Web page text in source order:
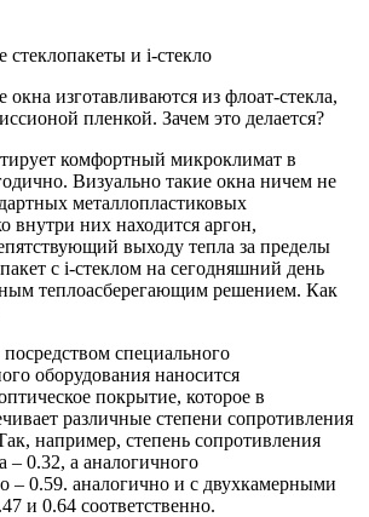
и i-стекло
изготавливаются из флоат-стекла,
пленкой. Зачем это делается?
комфортный микроклимат в
Визуально такие окна ничем не
металлопластиковых
внутри них находится аргон,
выходу тепла за пределы
с i-стеклом на сегодняшний день
теплоасберегающим решением. Как
специального
оборудования наносится
покрытие, которое в
различные степени сопротивления
например, степень сопротивления
– 0.32, а аналогичного
– 0.59. аналогично и с двухкамерными
и 0.64 соответственно.